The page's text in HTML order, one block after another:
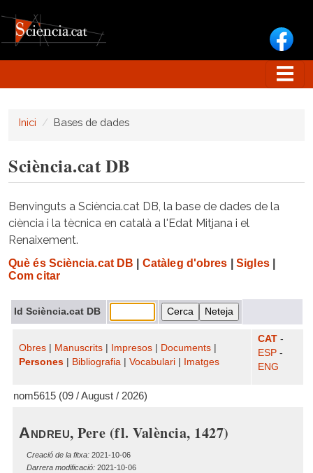
Inici Bases de dades
Sciència.cat DB
Benvinguts a Sciència.cat DB, la base de dades de la
ciència i la tècnica en català a l'Edat Mitjana i el
Renaixement.
Què és Sciència.cat DB Catàleg d'obres Sigles|
Com citar
Id Sciència.cat DB
Obres Manuscrits Impresos Documents
Persones
Bibliografia Vocabulari Imatges
CAT -
ESP -
ENG
nom5615 (09 / August / 2026)
Andreu, Pere (fl. València, 1427)
Creació de la fitxa: 2021-10-06
Darrera modificació: 2021-10-06